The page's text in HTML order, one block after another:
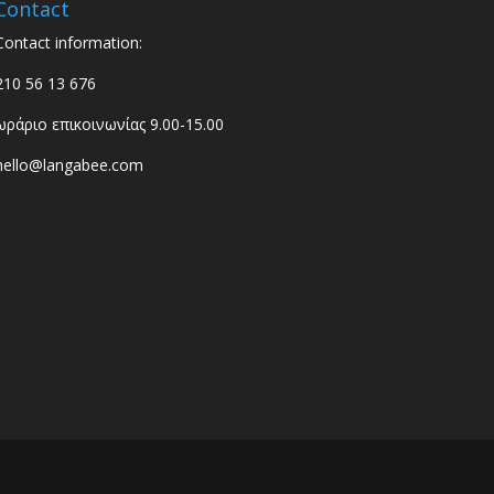
information:
56 13 676
επικοινωνίας 9.00-15.00